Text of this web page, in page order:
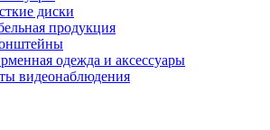
диски
продукция
одежда и аксессуары
видеонаблюдения